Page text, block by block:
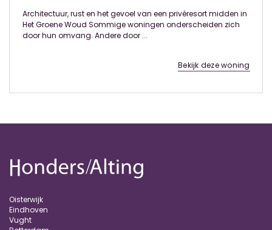
Architectuur, rust en het gevoel van een privéresort midden in
Het Groene Woud Sommige woningen onderscheiden zich
door hun omvang. Andere door ...
Bekijk deze woning
Oisterwijk
Eindhoven
Vught